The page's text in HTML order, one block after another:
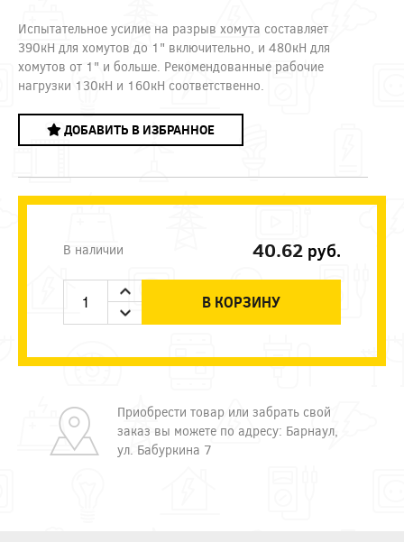
Испытательное усилие на разрыв хомута составляет
390кН для хомутов до 1" включительно, и 480кН для
хомутов от 1" и больше. Рекомендованные рабочие
нагрузки 130кН и 160кН соответственно.
ДОБАВИТЬ В ИЗБРАННОЕ
В наличии 40.62 руб.
В КОРЗИНУ
Приобрести товар или забрать свой
заказ вы можете по адресу: Барнаул,
ул. Бабуркина 7